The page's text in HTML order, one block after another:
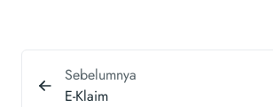
Sebelumnya
E-Klaim